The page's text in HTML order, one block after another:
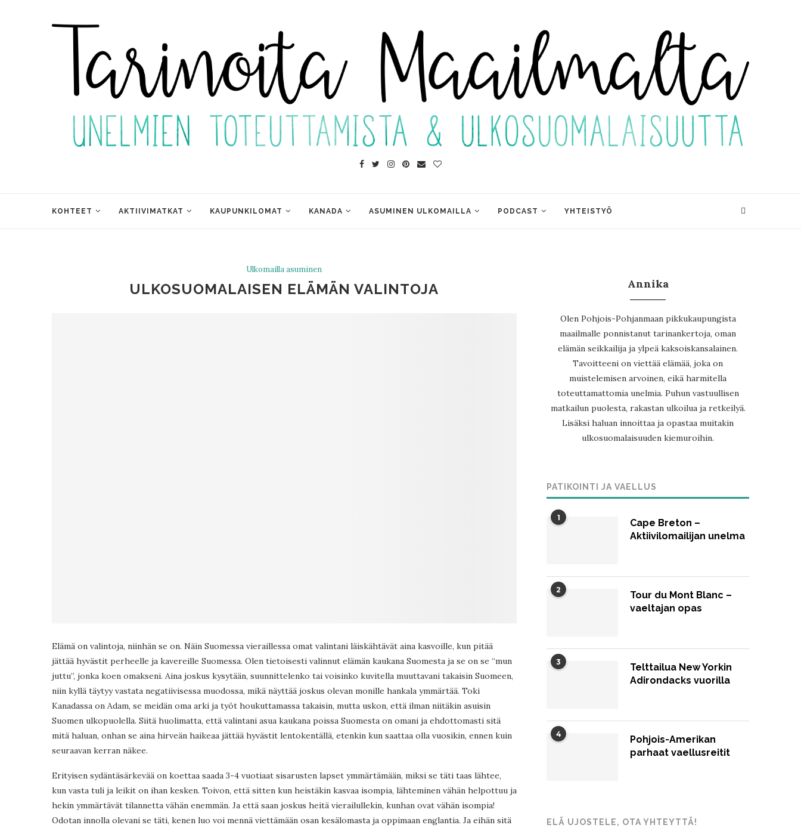
KOHTEET AKTIIVIMATKAT KAUPUNKILOMAT KANADA ASUMINEN ULKOMAILLA PODCAST YHTEISTYÖ
Ulkomailla asuminen
ULKOSUOMALAISEN ELÄMÄN VALINTOJA
Elämä on valintoja, niinhän se on. Näin Suomessa vieraillessa omat valintani läiskähtävät aina kasvoille, kun pitää
jättää hyvästit perheelle ja kavereille Suomessa. Olen tietoisesti valinnut elämän kaukana Suomesta ja se on se “mun
juttu”, jonka koen omakseni. Aina joskus kysytään, suunnittelenko tai voisinko kuvitella muuttavani takaisin Suomeen,
niin kyllä täytyy vastata negatiivisessa muodossa, mikä näyttää joskus olevan monille hankala ymmärtää. Toki
Kanadassa on Adam, se meidän oma arki ja työt houkuttamassa takaisin, mutta uskon, että ilman niitäkin asuisin
Suomen ulkopuolella. Siitä huolimatta, että valintani asua kaukana poissa Suomesta on omani ja ehdottomasti sitä
mitä haluan, onhan se aina hirveän haikeaa jättää hyvästit lentokentällä, etenkin kun saattaa olla vuosikin, ennen kuin
seuraavan kerran näkee.
Erityisen sydäntäsärkevää on koettaa saada 3-4 vuotiaat sisarusten lapset ymmärtämään, miksi se täti taas lähtee,
kun vasta tuli ja leikit on ihan kesken. Toivon, että sitten kun heistäkin kasvaa isompia, lähteminen vähän helpottuu ja
hekin ymmärtävät tilannetta vähän enemmän. Ja että saan joskus heitä vierailullekin, kunhan ovat vähän isompia!
Odotan innolla olevani se täti, kenen luo voi mennä viettämään osan kesälomasta ja oppimaan englantia. Ja eihän sitä
Annika
Olen Pohjois-Pohjanmaan pikkukaupungista
maailmalle ponnistanut tarinankertoja, oman
elämän seikkailija ja ylpeä kaksoiskansalainen.
Tavoitteeni on viettää elämää, joka on
muistelemisen arvoinen, eikä harmitella
toteuttamattomia unelmia. Puhun vastuullisen
matkailun puolesta, rakastan ulkoilua ja retkeilyä.
Lisäksi haluan innoittaa ja opastaa muitakin
ulkosuomalaisuuden kiemuroihin.
PATIKOINTI JA VAELLUS
1
Cape Breton –
Aktiivilomailijan unelma
2
Tour du Mont Blanc –
vaeltajan opas
3
Telttailua New Yorkin
Adirondacks vuorilla
4
Pohjois-Amerikan
parhaat vaellusreitit
ELÄ UJOSTELE, OTA YHTEYTTÄ!